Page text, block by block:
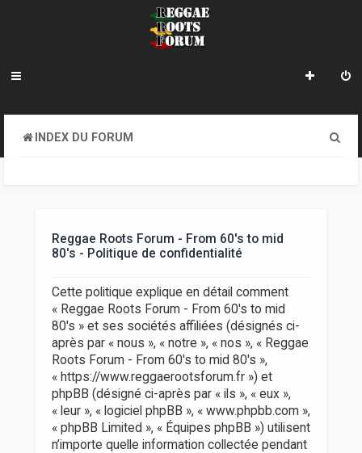
INDEX DU FORUM
Reggae Roots Forum - From 60's to mid
80's - Politique de confidentialité
Cette politique explique en détail comment
« Reggae Roots Forum - From 60's to mid
80's » et ses sociétés affiliées (désignés ci-
après par « nous », « notre », « nos », « Reggae
Roots Forum - From 60's to mid 80's »,
« https://www.reggaerootsforum.fr ») et
phpBB (désigné ci-après par « ils », « eux »,
« leur », « logiciel phpBB », « www.phpbb.com »,
« phpBB Limited », « Équipes phpBB ») utilisent
n’importe quelle information collectée pendant